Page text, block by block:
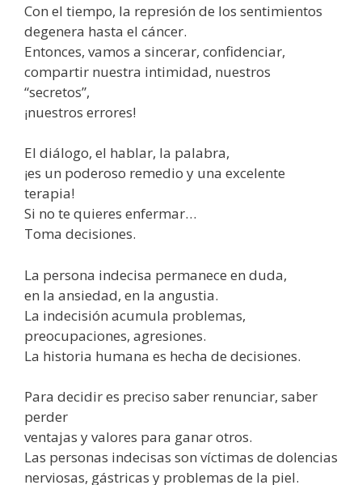
Con el tiempo, la represión de los sentimientos
degenera hasta el cáncer.
Entonces, vamos a sincerar, confidenciar,
compartir nuestra intimidad, nuestros
“secretos”,
¡nuestros errores!
El diálogo, el hablar, la palabra,
¡es un poderoso remedio y una excelente
terapia!
Si no te quieres enfermar…
Toma decisiones.
La persona indecisa permanece en duda,
en la ansiedad, en la angustia.
La indecisión acumula problemas,
preocupaciones, agresiones.
La historia humana es hecha de decisiones.
Para decidir es preciso saber renunciar, saber
perder
ventajas y valores para ganar otros.
Las personas indecisas son víctimas de dolencias
nerviosas, gástricas y problemas de la piel.